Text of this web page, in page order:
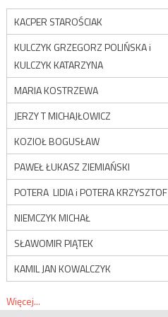
KACPER STAROŚCIAK
KULCZYK GRZEGORZ POLIŃSKA i
KULCZYK KATARZYNA
MARIA KOSTRZEWA
JERZY T MICHAJŁOWICZ
KOZIOŁ BOGUSŁAW
PAWEŁ ŁUKASZ ZIEMIAŃSKI
POTERA LIDIA i POTERA KRZYSZTOF
NIEMCZYK MICHAŁ
SŁAWOMIR PIĄTEK
KAMIL JAN KOWALCZYK
Więcej...